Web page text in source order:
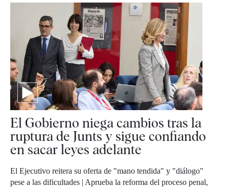
El Gobierno niega cambios tras la
ruptura de Junts y sigue confiando
en sacar leyes adelante
El Ejecutivo reitera su oferta de "mano tendida" y "diálogo"
pese a las dificultades | Aprueba la reforma del proceso penal,